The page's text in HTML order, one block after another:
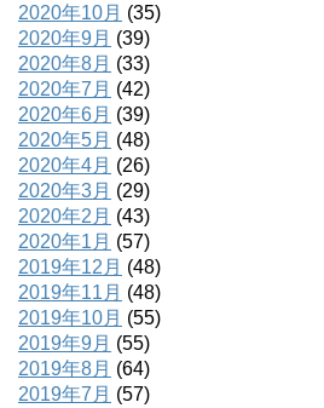
2020年10月 (35)
2020年9月 (39)
2020年8月 (33)
2020年7月 (42)
2020年6月 (39)
2020年5月 (48)
2020年4月 (26)
2020年3月 (29)
2020年2月 (43)
2020年1月 (57)
2019年12月 (48)
2019年11月 (48)
2019年10月 (55)
2019年9月 (55)
2019年8月 (64)
2019年7月 (57)